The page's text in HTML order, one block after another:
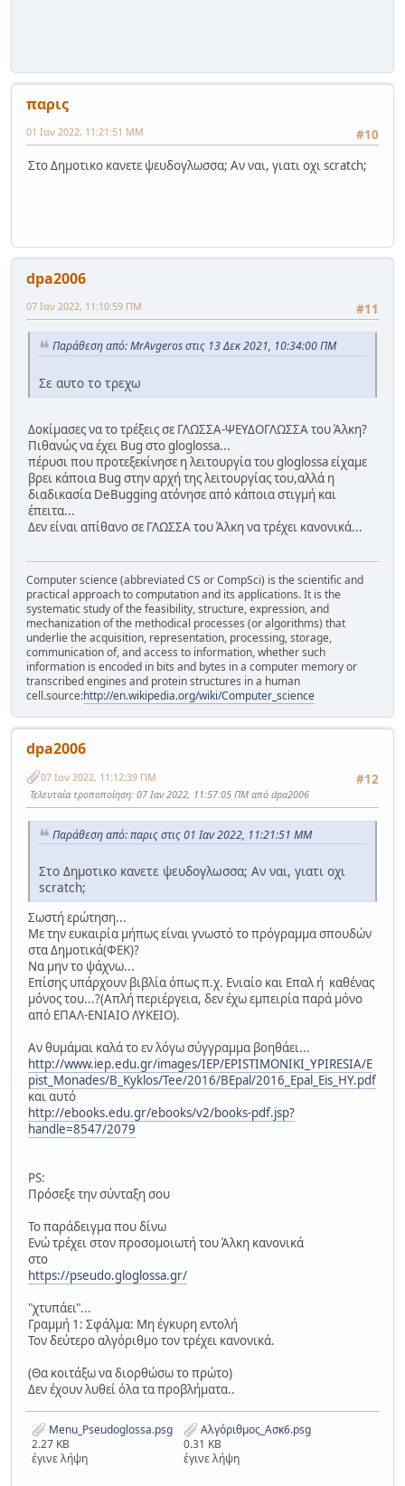
παρις
#10
01 Ιαν 2022, 11:21:51 ΜΜ
Στο Δημοτικο κανετε ψευδογλωσσα; Αν ναι, γιατι οχι scratch;
dpa2006
#11
07 Ιαν 2022, 11:10:59 ΠΜ
Παράθεση από: MrAvgeros στις 13 Δεκ 2021, 10:34:00 ΠΜ
Σε αυτο το τρεχω
Δοκίμασες να το τρέξεις σε ΓΛΩΣΣΑ-ΨΕΥΔΟΓΛΩΣΣΑ του Άλκη?
Πιθανώς να έχει Bug στο gloglossa...
πέρυσι που προτεξεκίνησε η λειτουργία του gloglossa είχαμε
βρει κάποια Bug στην αρχή της λειτουργίας του,αλλά η
διαδικασία DeBugging ατόνησε από κάποια στιγμή και
έπειτα...
Δεν είναι απίθανο σε ΓΛΩΣΣΑ του Άλκη να τρέχει κανονικά...
Computer science (abbreviated CS or CompSci) is the scientific and
practical approach to computation and its applications. It is the
systematic study of the feasibility, structure, expression, and
mechanization of the methodical processes (or algorithms) that
underlie the acquisition, representation, processing, storage,
communication of, and access to information, whether such
information is encoded in bits and bytes in a computer memory or
transcribed engines and protein structures in a human
cell.source:http://en.wikipedia.org/wiki/Computer_science
dpa2006
#12
07 Ιαν 2022, 11:12:39 ΠΜ
Τελευταία τροποποίηση: 07 Ιαν 2022, 11:57:05 ΠΜ από dpa2006
Παράθεση από: παρις στις 01 Ιαν 2022, 11:21:51 ΜΜ
Στο Δημοτικο κανετε ψευδογλωσσα; Αν ναι, γιατι οχι
scratch;
Σωστή ερώτηση...
Με την ευκαιρία μήπως είναι γνωστό το πρόγραμμα σπουδών
στα Δημοτικά(ΦΕΚ)?
Να μην το ψάχνω...
Επίσης υπάρχουν βιβλία όπως π.χ. Ενιαίο και Επαλ ή καθένας
μόνος του...?(Απλή περιέργεια, δεν έχω εμπειρία παρά μόνο
από ΕΠΑΛ-ΕΝΙΑΙΟ ΛΥΚΕΙΟ).
Αν θυμάμαι καλά το εν λόγω σύγγραμμα βοηθάει...
http://www.iep.edu.gr/images/IEP/EPISTIMONIKI_YPIRESIA/E
pist_Monades/B_Kyklos/Tee/2016/BEpal/2016_Epal_Eis_HY.pdf
και αυτό
http://ebooks.edu.gr/ebooks/v2/books-pdf.jsp?
handle=8547/2079
PS:
Πρόσεξε την σύνταξη σου
Το παράδειγμα που δίνω
Ενώ τρέχει στον προσομοιωτή του Άλκη κανονικά
στο
https://pseudo.gloglossa.gr/
"χτυπάει"...
Γραμμή 1: Σφάλμα: Μη έγκυρη εντολή
Τον δεύτερο αλγόριθμο τον τρέχει κανονικά.
(Θα κοιτάξω να διορθώσω το πρώτο)
Δεν έχουν λυθεί όλα τα προβλήματα..
Menu_Pseudoglossa.psg
2.27 KB
έγινε λήψη
Αλγόριθμος_Ασκ6.psg
0.31 KB
έγινε λήψη